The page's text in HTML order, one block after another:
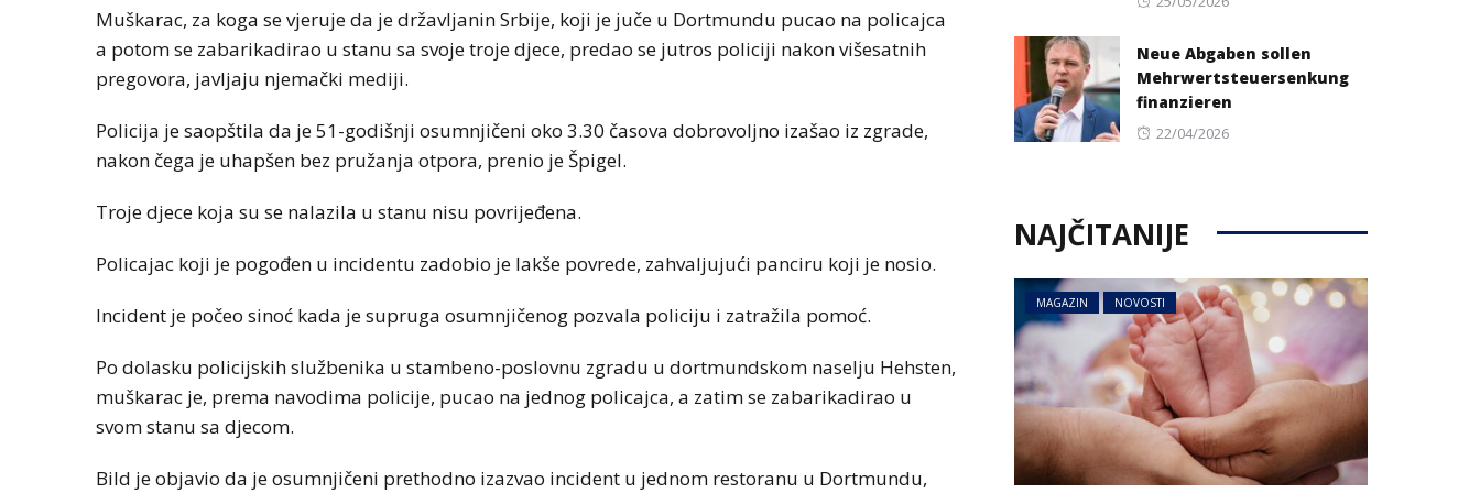
Muškarac, za koga se vjeruje da je državljanin Srbije, koji je juče u Dortmundu pucao na policajca
a potom se zabarikadirao u stanu sa svoje troje djece, predao se jutros policiji nakon višesatnih
pregovora, javljaju njemački mediji.
Policija je saopštila da je 51-godišnji osumnjičeni oko 3.30 časova dobrovoljno izašao iz zgrade,
nakon čega je uhapšen bez pružanja otpora, prenio je Špigel.
Troje djece koja su se nalazila u stanu nisu povrijeđena.
Policajac koji je pogođen u incidentu zadobio je lakše povrede, zahvaljujući panciru koji je nosio.
Incident je počeo sinoć kada je supruga osumnjičenog pozvala policiju i zatražila pomoć.
Po dolasku policijskih službenika u stambeno-poslovnu zgradu u dortmundskom naselju Hehsten,
muškarac je, prema navodima policije, pucao na jednog policajca, a zatim se zabarikadirao u
svom stanu sa djecom.
Bild je objavio da je osumnjičeni prethodno izazvao incident u jednom restoranu u Dortmundu,
Neue Abgaben sollen
Mehrwertsteuersenkung
finanzieren
Posted
22/04/2026
NAJČITANIJE
MAGAZIN NOVOSTI